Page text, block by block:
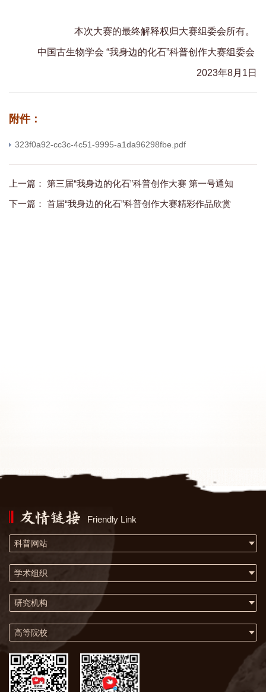
本次大赛的最终解释权归大赛组委会所有。
中国古生物学会 “我身边的化石”科普创作大赛组委会
2023年8月1日
附件：
323f0a92-cc3c-4c51-9995-a1da96298fbe.pdf
上一篇： 第三届“我身边的化石”科普创作大赛 第一号通知
下一篇： 首届“我身边的化石”科普创作大赛精彩作品欣赏
Friendly Link
科普网站
学术组织
研究机构
高等院校